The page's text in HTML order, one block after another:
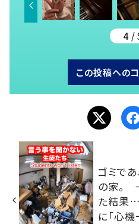
4 /
この投稿への
ゴミで
の家。
た結果
に「心機